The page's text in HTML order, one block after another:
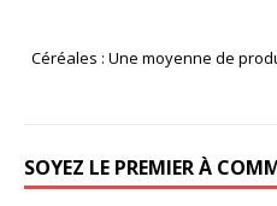
Céréales : Une moyenne de
SOYEZ LE PREMIER À